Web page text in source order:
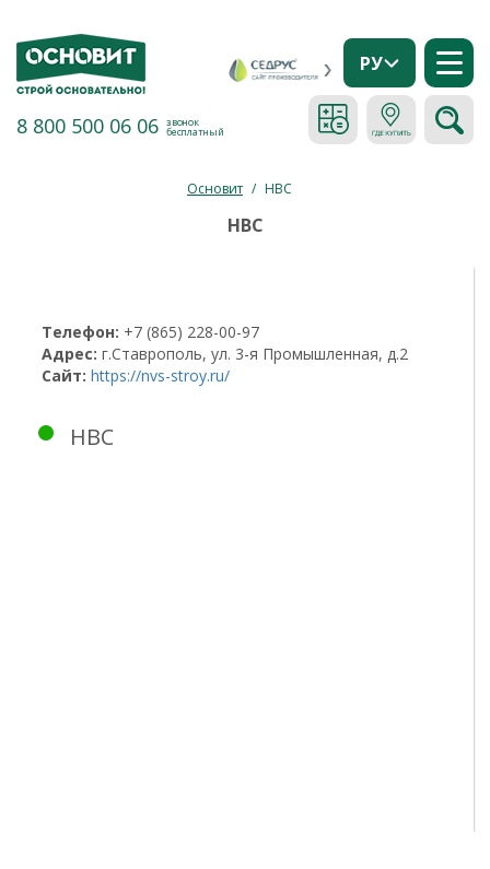
8 800 500 06 06 звонок
бесплатный
РУ
Основит / НВС
НВС
Телефон: +7 (865) 228-00-97
Адрес: г.Ставрополь, ул. 3-я Промышленная, д.2
Сайт: https://nvs-stroy.ru/
НВС